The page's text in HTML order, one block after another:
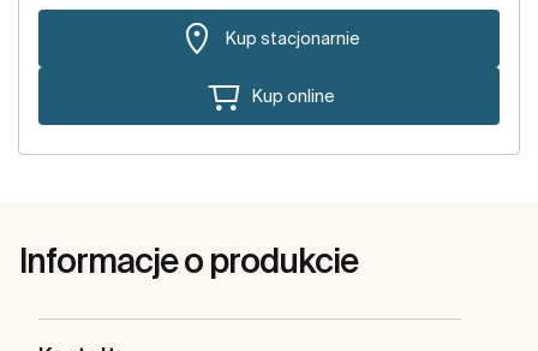
Kup stacjonarnie
Kup online
Informacje o produkcie